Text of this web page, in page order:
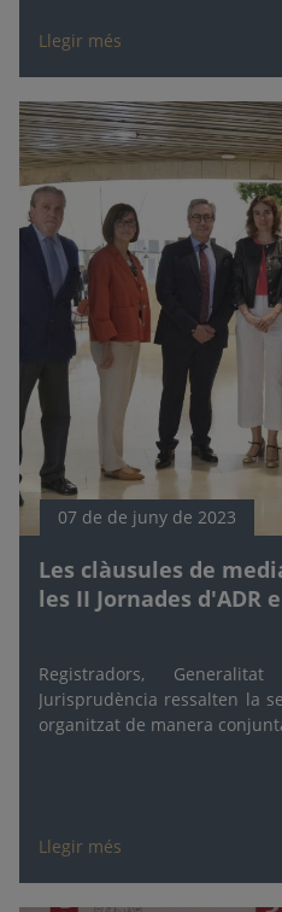
Llegir més
07 de de juny de 2023
Les clàusules de
les II Jornades
Registradors,
Jurisprudència ressalten la
organitzat de manera
Llegir més